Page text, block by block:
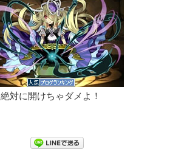
絶対に開けちゃダメよ！